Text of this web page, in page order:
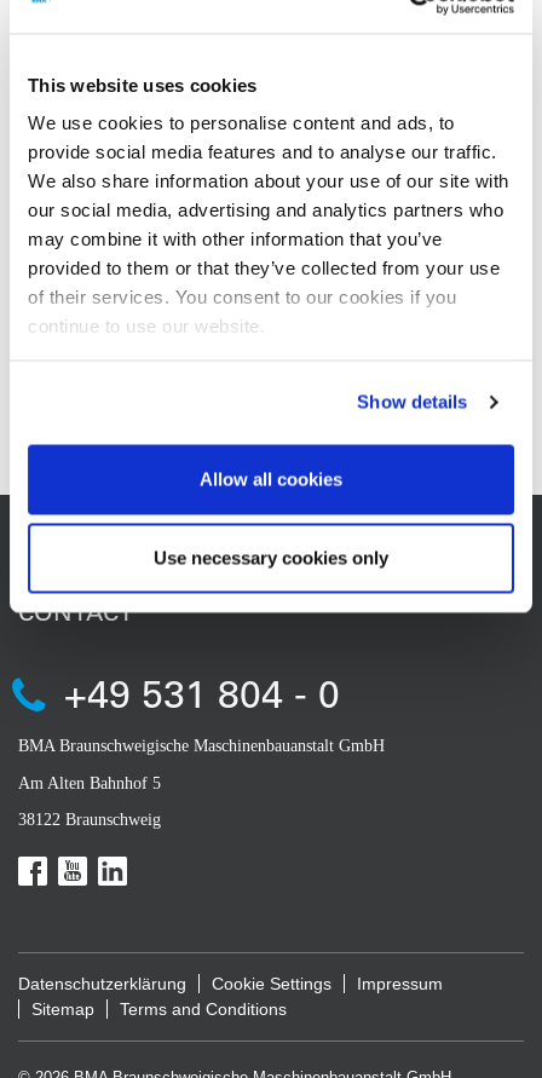
This website uses cookies
We use cookies to personalise content and ads, to
provide social media features and to analyse our traffic.
We also share information about your use of our site with
our social media, advertising and analytics partners who
may combine it with other information that you’ve
provided to them or that they’ve collected from your use
of their services. You consent to our cookies if you
continue to use our website.
Show details
Allow all cookies
Use necessary cookies only
den Bereichen Extraktion, Kristallisation, Zentrifugation und
Trocknung, ist er ein vertrauensvoller Ansprechparter für unsere
Kunden und Interessenten.
Hans Schmidt spricht fließend Englisch und Deutsch.
Mehrere Veranstaltungen in diesem Jahr bieten eine gute
Gelegenheit für ein persönliches Gespräch. Unter anderem sind
dies:
LinkedInmit uns in
CONTACT
+49 531 804 - 0
BMA Braunschweigische Maschinenbauanstalt GmbH
Am Alten Bahnhof 5
38122 Braunschweig
Datenschutzerklärung Cookie Settings
Impressum
Sitemap
Terms and Conditions